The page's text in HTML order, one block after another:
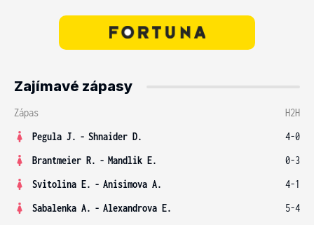
Zajímavé zápasy
Zápas
H2H
Pegula J. - Shnaider D.
4-0
Brantmeier R. - Mandlik E.
0-3
Svitolina E. - Anisimova A.
4-1
Sabalenka A. - Alexandrova E.
5-4